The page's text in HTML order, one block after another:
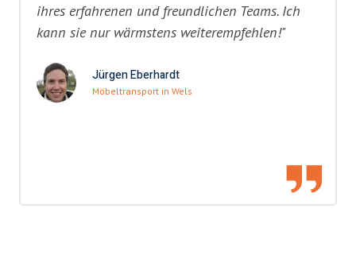
ihres erfahrenen und freundlichen Teams. Ich
kann sie nur wärmstens weiterempfehlen!"
Jürgen Eberhardt
Möbeltransport in Wels